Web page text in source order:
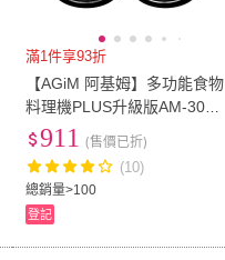
滿1件享93折
【AGiM 阿基姆】多功能食物
料理機PLUS升級版AM-306
(絞肉機/攪碎機/副食品機/磨
蒜器/研磨/攪拌/震旦代理)
總銷量>100
911
(售價已折)
(10)
登記